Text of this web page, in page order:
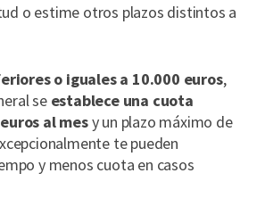
o estime otros plazos distintos a
o iguales a 10.000 euros,
se establece una cuota
al mesy un plazo máximo de
te pueden
y menos cuota en casos